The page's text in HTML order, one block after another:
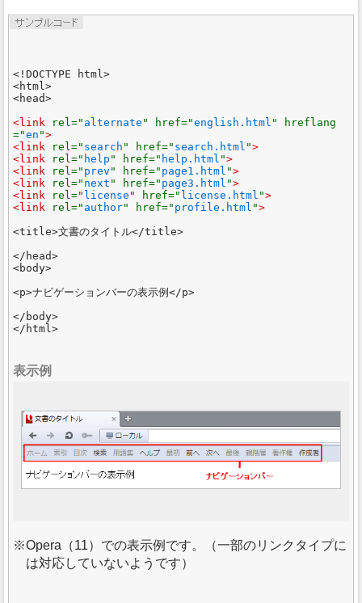
<!DOCTYPE html>
<html>
<head>
<link
rel=" alternate " href="english.html " hreflang
="en ">
<link
rel=" search " href=" search.html ">
<link
rel=" help " href=" help.html ">
<link
rel=" prev " href=" page1.html ">
<link
rel=" next " href=" page3.html ">
<link
rel=" license " href=" license.html ">
<link
rel=" author" href=" profile.html ">
<title>文書のタイトル</title>
</head>
<body>
<p>ナビゲーションバーの表示例</p>
</body>
表示例
Opera（11）での表示例です。（一部のリンクタイプに
は対応していないようです）